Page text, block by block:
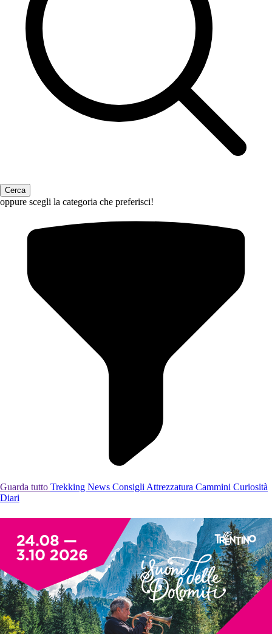
oppure scegli la categoria che preferisci!
Guarda tutto Trekking News Consigli Attrezzatura Cammini Curiosità
Diari